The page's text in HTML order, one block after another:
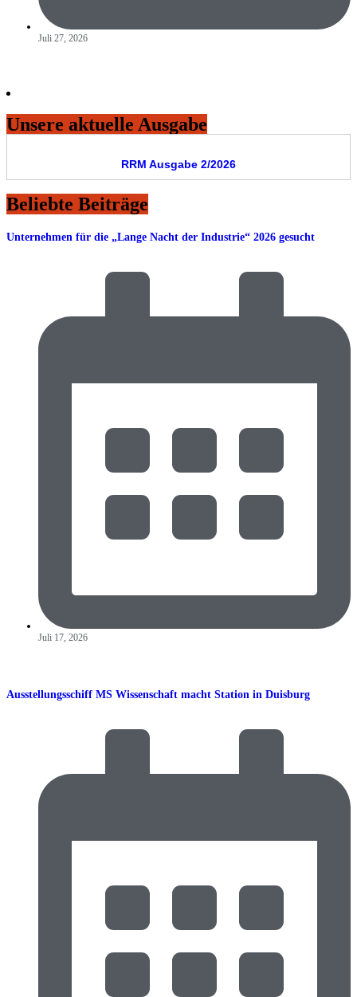
Juli 27, 2026
Unsere aktuelle Ausgabe
RRM Ausgabe 2/2026
Beliebte Beiträge
Unternehmen für die „Lange Nacht der Industrie“ 2026 gesucht
Juli 17, 2026
Ausstellungsschiff MS Wissenschaft macht Station in Duisburg